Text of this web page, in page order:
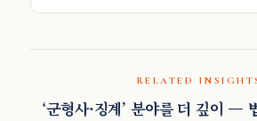
RELATED
‘군형사·징계’ 분야를 더 깊이 —